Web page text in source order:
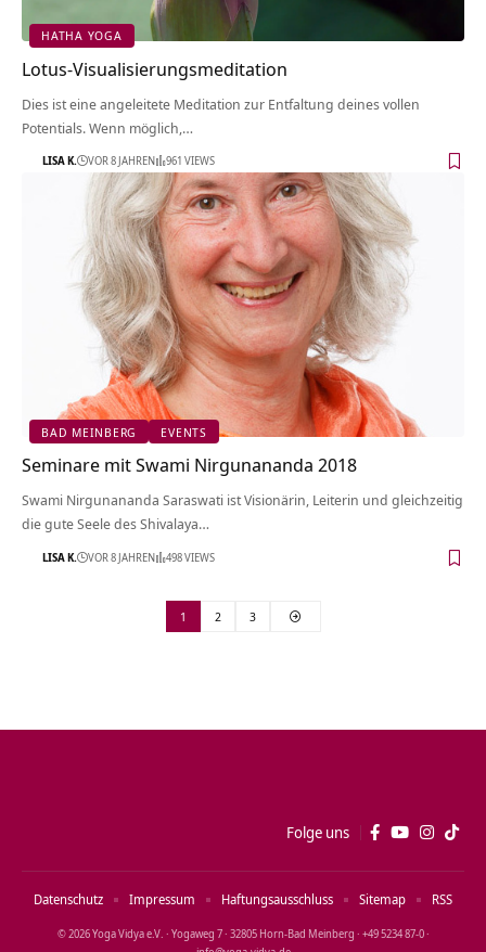
HATHA YOGA
Lotus-Visualisierungsmeditation
Dies ist eine angeleitete Meditation zur Entfaltung deines vollen
Potentials. Wenn möglich,…
LISA K. VOR 8 JAHREN 961 VIEWS
BAD MEINBERG EVENTS
Seminare mit Swami Nirgunananda 2018
Swami Nirgunananda Saraswati ist Visionärin, Leiterin und gleichzeitig
die gute Seele des Shivalaya…
LISA K. VOR 8 JAHREN 498 VIEWS
1 2 3
Folge uns
© 2026 Yoga Vidya e.V. · Yogaweg 7 · 32805 Horn‑Bad Meinberg · +49 5234 87‑0 ·
Datenschutz Impressum Haftungsausschluss Sitemap RSS